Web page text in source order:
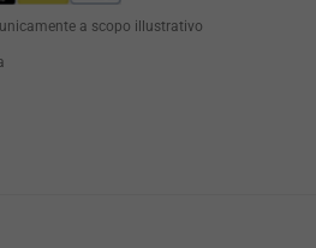
a scopo illustrativo